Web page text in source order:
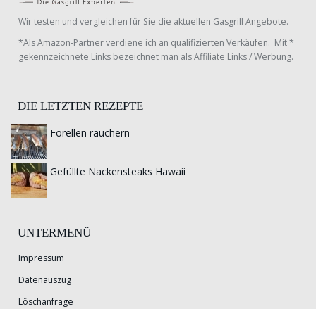
Wir testen und vergleichen für Sie die aktuellen Gasgrill Angebote.
*Als Amazon-Partner verdiene ich an qualifizierten Verkäufen. Mit *
gekennzeichnete Links bezeichnet man als Affiliate Links / Werbung.
DIE LETZTEN REZEPTE
Forellen räuchern
Gefüllte Nackensteaks Hawaii
UNTERMENÜ
Impressum
Datenauszug
Löschanfrage